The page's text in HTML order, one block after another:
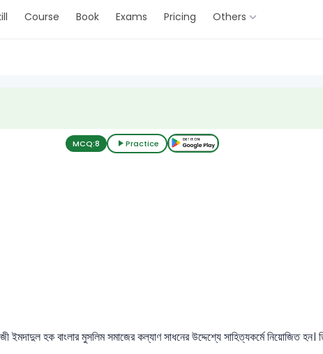
Course Book Exams Pricing Others
MCQ:8 Practice
ইমদাদুল হক বাংলার মুসলিম সমাজের কল্যাণ সাধনের উদ্দেশ্যে সাহিত্যকর্মে নিয়োজিত হন।